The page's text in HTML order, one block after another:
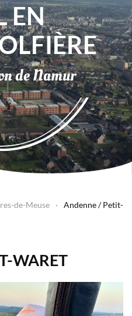
EN
de Namur
de-Meuse
Andenne / Petit-
WARET